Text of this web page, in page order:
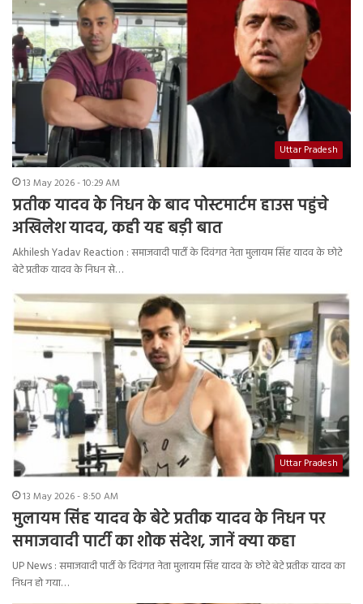
Uttar Pradesh
13 May 2026 - 10:29 AM
प्रतीक यादव के निधन के बाद पोस्टमार्टम हाउस पहुंचे
अखिलेश यादव, कही यह बड़ी बात
Akhilesh Yadav Reaction : समाजवादी पार्टी के दिवंगत नेता मुलायम सिंह यादव के छोटे
बेटे प्रतीक यादव के निधन से…
Uttar Pradesh
13 May 2026 - 8:50 AM
मुलायम सिंह यादव के बेटे प्रतीक यादव के निधन पर
समाजवादी पार्टी का शोक संदेश, जानें क्या कहा
UP News : समाजवादी पार्टी के दिवंगत नेता मुलायम सिंह यादव के छोटे बेटे प्रतीक यादव का
निधन हो गया…